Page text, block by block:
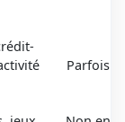
Parfois